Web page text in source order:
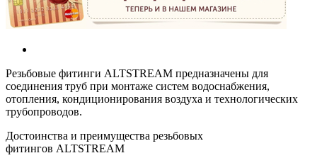
Резьбовые фитинги ALTSTREAM предназначены для
соединения труб при монтаже систем водоснабжения,
отопления, кондиционирования воздуха и технологических
трубопроводов.
Достоинства и преимущества резьбовых
фитингов ALTSTREAM